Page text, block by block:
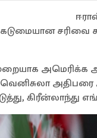
சரிவை
அமெரிக்க
வெனிசுலா